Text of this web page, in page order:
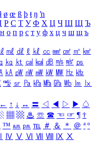
ł ø œ ß þ ŧ ŋ ŉ
Р С Т У Ф Х Ц Ч Ш Щ Ъ
н о п р с т у ф х ц ч ш щ ъ
㎖ ㎗ ℓ ㎘ ㏄ ㎣ ㎤ ㎥ ㎦
㎏ ㏏ ㎈ ㎉ ㏈ ㎧ ㎨ ㎰
㎄ ㎺ ㎻ ㎽ ㎾ ㎿ ㎐ ㎑
㎯ ㏛ ㎩ ㎪ ㎫ ㎬ ㏝ ㏐
㏓
← ↑ ↓ ↔ 〓 ◁ ◀ ▷ ▶ ♤
▦ ▩ ♨ ☏ ☎ ☜ ☞ ¶ †
™ ㏂ ㏘ ℡ ＃ ＆ ＊ ＠ ª º
Ⅳ Ⅴ Ⅵ Ⅶ Ⅷ Ⅸ Ⅹ